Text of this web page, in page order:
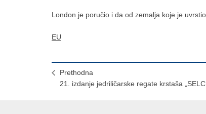
London je poručio i da od zemalja koje je
EU
Prethodna
21. izdanje jedriličarske regate krstaša